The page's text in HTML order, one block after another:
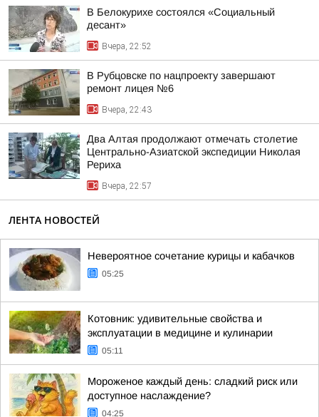
В Белокурихе состоялся «Социальный
десант»
Вчера, 22:52
В Рубцовске по нацпроекту завершают
ремонт лицея №6
Вчера, 22:43
Два Алтая продолжают отмечать столетие
Центрально-Азиатской экспедиции Николая
Рериха
Вчера, 22:57
ЛЕНТА НОВОСТЕЙ
Невероятное сочетание курицы и кабачков
05:25
Котовник: удивительные свойства и
эксплуатации в медицине и кулинарии
05:11
Мороженое каждый день: сладкий риск или
доступное наслаждение?
04:25